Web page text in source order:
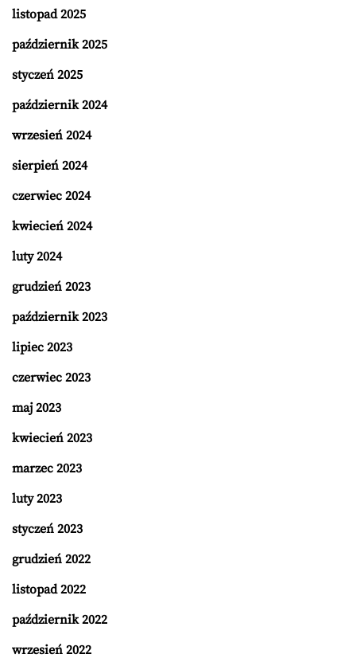
listopad 2025
październik 2025
styczeń 2025
październik 2024
wrzesień 2024
sierpień 2024
czerwiec 2024
kwiecień 2024
luty 2024
grudzień 2023
październik 2023
lipiec 2023
czerwiec 2023
maj 2023
kwiecień 2023
marzec 2023
luty 2023
styczeń 2023
grudzień 2022
listopad 2022
październik 2022
wrzesień 2022